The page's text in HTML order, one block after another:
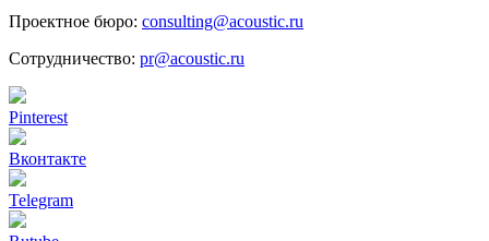
Проектное бюро: consulting@acoustic.ru
Сотрудничество: pr@acoustic.ru
Pinterest
Вконтакте
Telegram